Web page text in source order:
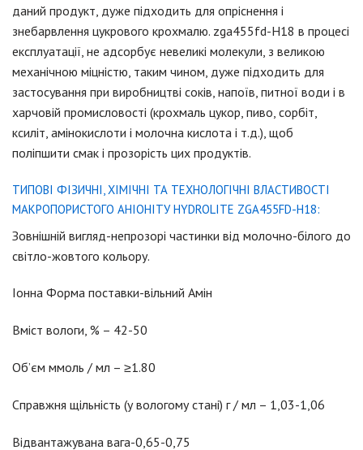
даний продукт, дуже підходить для опріснення і
знебарвлення цукрового крохмалю. zga455fd-H18 в процесі
експлуатації, не адсорбує невеликі молекули, з великою
механічною міцністю, таким чином, дуже підходить для
застосування при виробництві соків, напоїв, питної води і в
харчовій промисловості (крохмаль цукор, пиво, сорбіт,
ксиліт, амінокислоти і молочна кислота і т.д.), щоб
поліпшити смак і прозорість цих продуктів.
ТИПОВІ ФІЗИЧНІ, ХІМІЧНІ ТА ТЕХНОЛОГІЧНІ ВЛАСТИВОСТІ
МАКРОПОРИСТОГО АНІОНІТУ HYDROLITE ZGA455FD-H18:
Зовнішній вигляд-непрозорі частинки від молочно-білого до
світло-жовтого кольору.
Іонна Форма поставки-вільний Амін
Вміст вологи, % – 42-50
Об’єм ммоль / мл – ≥1.80
Справжня щільність (у вологому стані) г / мл – 1,03-1,06
Відвантажувана вага-0,65-0,75